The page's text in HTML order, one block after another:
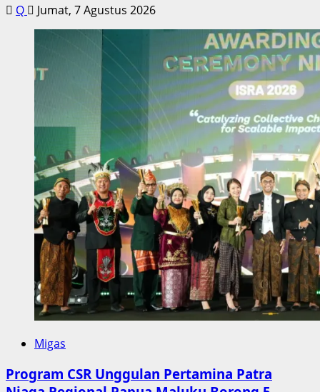
Q Jumat, 7 Agustus 2026
Migas
Program CSR Unggulan Pertamina Patra